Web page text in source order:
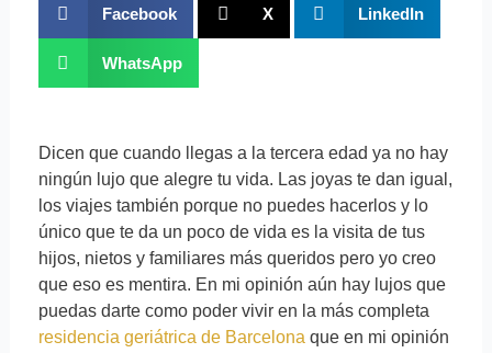
Facebook X LinkedIn
WhatsApp
Dicen que cuando llegas a la tercera edad ya no hay
ningún lujo que alegre tu vida. Las joyas te dan igual,
los viajes también porque no puedes hacerlos y lo
único que te da un poco de vida es la visita de tus
hijos, nietos y familiares más queridos pero yo creo
que eso es mentira. En mi opinión aún hay lujos que
puedas darte como poder vivir en la más completa
residencia geriátrica de Barcelona que en mi opinión